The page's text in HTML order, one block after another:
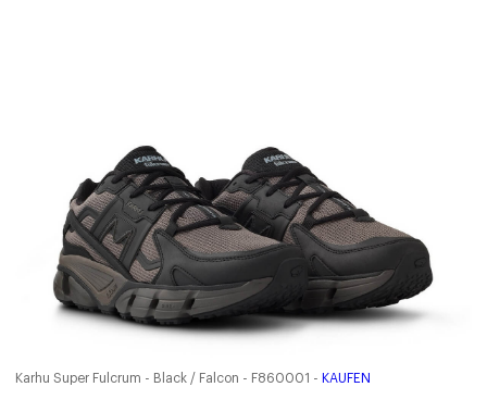
Karhu Super Fulcrum - Black / Falcon - F860001 - KAUFEN